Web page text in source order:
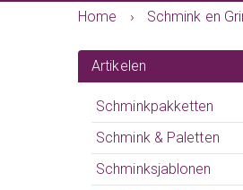
Home
› Schmink en
Artikelen
Schminkpakketten
Schmink & Paletten
Schminksjablonen